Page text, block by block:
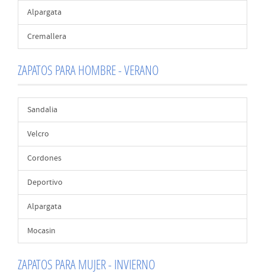
Alpargata
Cremallera
ZAPATOS PARA HOMBRE - VERANO
Sandalia
Velcro
Cordones
Deportivo
Alpargata
Mocasin
ZAPATOS PARA MUJER - INVIERNO